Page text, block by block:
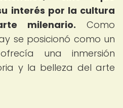
interés por la cultura
milenario. Como
se posicionó como un
una inmersión
y la belleza del arte